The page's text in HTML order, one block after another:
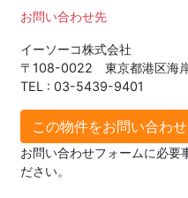
お問い合わせ先
イーソーコ株式会社
〒108-0022 東京都港区海
TEL : 03-5439-9401
この物件をお問い合わせ
お問い合わせフォームに必要
ださい。